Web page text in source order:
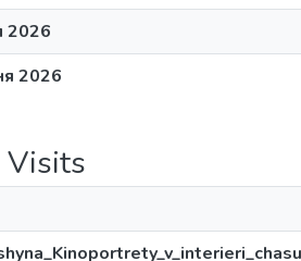
2026
2026
Visits